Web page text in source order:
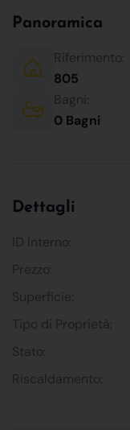
Panoramica
Riferimento:
805
Bagni:
0 Bagni
Dettagli
ID Interno:
Prezzo:
Superficie:
Tipo di Proprietà:
Stato:
Riscaldamento: